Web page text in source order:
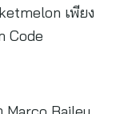
เพียง
Code